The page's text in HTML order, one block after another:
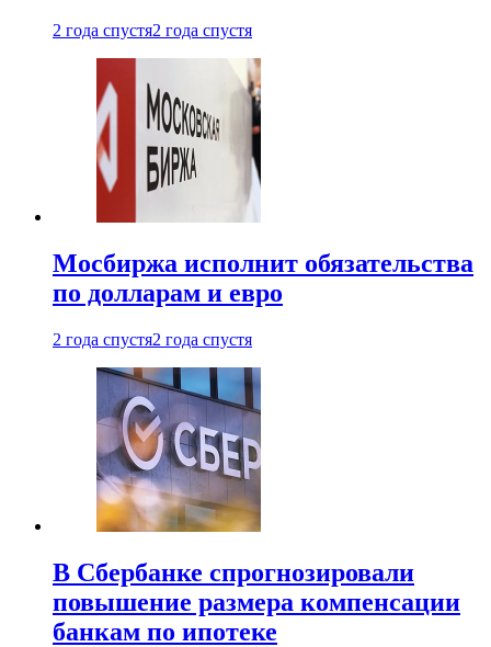
2 года спустя2 года спустя
Мосбиржа исполнит обязательства
по долларам и евро
2 года спустя2 года спустя
В Сбербанке спрогнозировали
повышение размера компенсации
банкам по ипотеке